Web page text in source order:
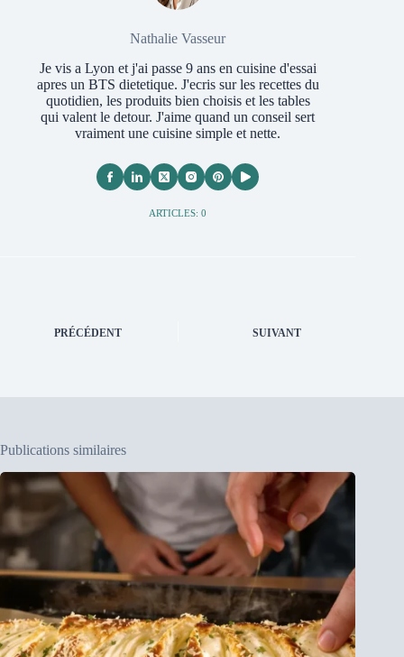
Nathalie Vasseur
Je vis a Lyon et j'ai passe 9 ans en cuisine d'essai
apres un BTS dietetique. J'ecris sur les recettes du
quotidien, les produits bien choisis et les tables
qui valent le detour. J'aime quand un conseil sert
vraiment une cuisine simple et nette.
ARTICLES: 0
PRÉCÉDENT SUIVANT
Publications similaires